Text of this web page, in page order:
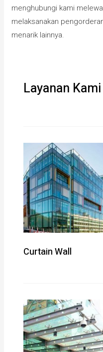
menghubungi kami
melaksanakan
menarik lainnya.
Layanan Kami
Curtain Wall